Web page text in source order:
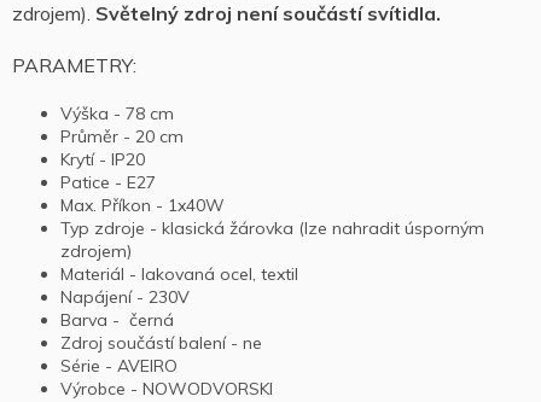
zdrojem). Světelný zdroj není součástí svítidla.
PARAMETRY:
Výška - 78 cm
Průměr - 20 cm
Krytí - IP20
Patice - E27
Max. Příkon - 1x40W
Typ zdroje - klasická žárovka (lze nahradit úsporným
zdrojem)
Materiál - lakovaná ocel, textil
Napájení - 230V
Barva - černá
Zdroj součástí balení - ne
Série - AVEIRO
Výrobce - NOWODVORSKI